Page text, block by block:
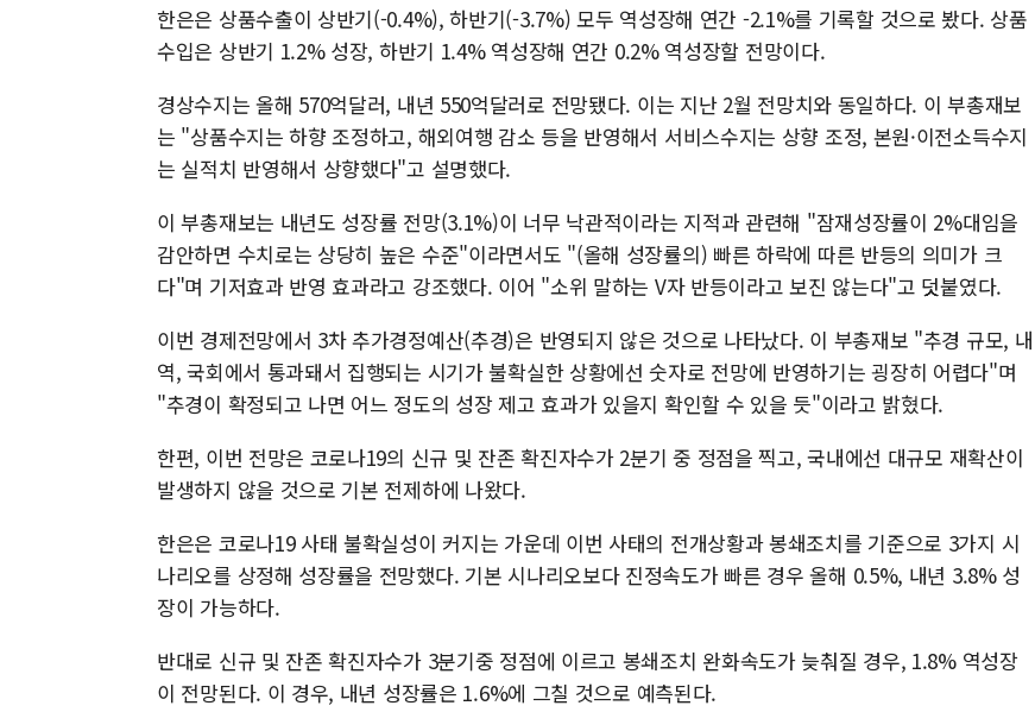
한은은 상품수출이 상반기(-0.4%), 하반기(-3.7%) 모두 역성장해 연간 -2.1%를 기록할 것으로 봤다. 상품
수입은 상반기 1.2% 성장, 하반기 1.4% 역성장해 연간 0.2% 역성장할 전망이다.
경상수지는 올해 570억달러, 내년 550억달러로 전망됐다. 이는 지난 2월 전망치와 동일하다. 이 부총재보
는 "상품수지는 하향 조정하고, 해외여행 감소 등을 반영해서 서비스수지는 상향 조정, 본원·이전소득수지
는 실적치 반영해서 상향했다"고 설명했다.
이 부총재보는 내년도 성장률 전망(3.1%)이 너무 낙관적이라는 지적과 관련해 "잠재성장률이 2%대임을
감안하면 수치로는 상당히 높은 수준"이라면서도 "(올해 성장률의) 빠른 하락에 따른 반등의 의미가 크
다"며 기저효과 반영 효과라고 강조했다. 이어 "소위 말하는 V자 반등이라고 보진 않는다"고 덧붙였다.
이번 경제전망에서 3차 추가경정예산(추경)은 반영되지 않은 것으로 나타났다. 이 부총재보 "추경 규모, 내
역, 국회에서 통과돼서 집행되는 시기가 불확실한 상황에선 숫자로 전망에 반영하기는 굉장히 어렵다"며
"추경이 확정되고 나면 어느 정도의 성장 제고 효과가 있을지 확인할 수 있을 듯"이라고 밝혔다.
한편, 이번 전망은 코로나19의 신규 및 잔존 확진자수가 2분기 중 정점을 찍고, 국내에선 대규모 재확산이
발생하지 않을 것으로 기본 전제하에 나왔다.
한은은 코로나19 사태 불확실성이 커지는 가운데 이번 사태의 전개상황과 봉쇄조치를 기준으로 3가지 시
나리오를 상정해 성장률을 전망했다. 기본 시나리오보다 진정속도가 빠른 경우 올해 0.5%, 내년 3.8% 성
장이 가능하다.
반대로 신규 및 잔존 확진자수가 3분기중 정점에 이르고 봉쇄조치 완화속도가 늦춰질 경우, 1.8% 역성장
이 전망된다. 이 경우, 내년 성장률은 1.6%에 그칠 것으로 예측된다.